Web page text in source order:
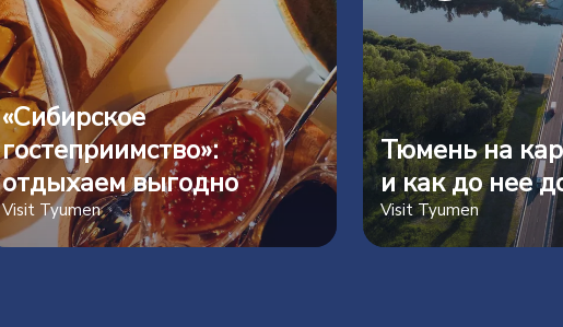
«Сибирское
гостеприимство»:
отдыхаем выгодно
Visit Tyumen
Тюмень на
и как до нее
Visit Tyumen